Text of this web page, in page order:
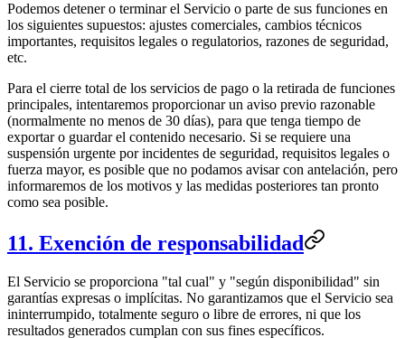
Podemos detener o terminar el Servicio o parte de sus funciones en
los siguientes supuestos: ajustes comerciales, cambios técnicos
importantes, requisitos legales o regulatorios, razones de seguridad,
etc.
Para el cierre total de los servicios de pago o la retirada de funciones
principales, intentaremos proporcionar un aviso previo razonable
(normalmente no menos de 30 días), para que tenga tiempo de
exportar o guardar el contenido necesario. Si se requiere una
suspensión urgente por incidentes de seguridad, requisitos legales o
fuerza mayor, es posible que no podamos avisar con antelación, pero
informaremos de los motivos y las medidas posteriores tan pronto
como sea posible.
11. Exención de responsabilidad
El Servicio se proporciona "tal cual" y "según disponibilidad" sin
garantías expresas o implícitas. No garantizamos que el Servicio sea
ininterrumpido, totalmente seguro o libre de errores, ni que los
resultados generados cumplan con sus fines específicos.